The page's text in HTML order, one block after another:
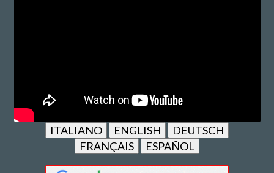
ITALIANO ENGLISH
DEUTSCH
FRANÇAIS
ESPAÑOL